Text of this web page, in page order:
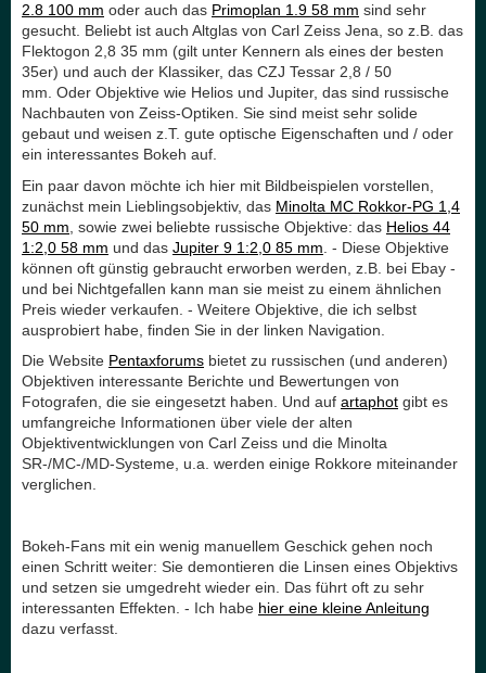
2.8 100 mm oder auch das Primoplan 1.9 58 mm sind sehr
gesucht. Beliebt ist auch Altglas von Carl Zeiss Jena, so z.B. das
Flektogon 2,8 35 mm (gilt unter Kennern als eines der besten
35er) und auch der Klassiker, das CZJ Tessar 2,8 / 50
mm. Oder Objektive wie Helios und Jupiter, das sind russische
Nachbauten von Zeiss-Optiken. Sie sind meist sehr solide
gebaut und weisen z.T. gute optische Eigenschaften und / oder
ein interessantes Bokeh auf.
Ein paar davon möchte ich hier mit Bildbeispielen vorstellen,
zunächst mein Lieblingsobjektiv, das Minolta MC Rokkor-PG 1,4
50 mm , sowie zwei beliebte russische Objektive: das Helios 44
1:2,0 58 mm und das Jupiter 9 1:2,0 85 mm . - Diese Objektive
können oft günstig gebraucht erworben werden, z.B. bei Ebay -
und bei Nichtgefallen kann man sie meist zu einem ähnlichen
Preis wieder verkaufen. - Weitere Objektive, die ich selbst
ausprobiert habe, finden Sie in der linken Navigation.
Die Website Pentaxforums bietet zu russischen (und anderen)
Objektiven interessante Berichte und Bewertungen von
Fotografen, die sie eingesetzt haben. Und auf artaphot gibt es
umfangreiche Informationen über viele der alten
Objektiventwicklungen von Carl Zeiss und die Minolta
SR-/MC-/MD-Systeme, u.a. werden einige Rokkore miteinander
verglichen.
Bokeh-Fans mit ein wenig manuellem Geschick gehen noch
einen Schritt weiter: Sie demontieren die Linsen eines Objektivs
und setzen sie umgedreht wieder ein. Das führt oft zu sehr
interessanten Effekten. - Ich habe hier eine kleine Anleitung
dazu verfasst.